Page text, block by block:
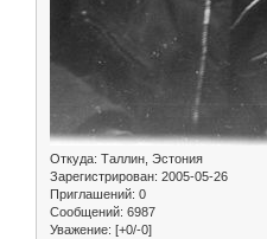
Откуда: Таллин, Эстония
Зарегистрирован: 2005-05-26
Приглашений: 0
Сообщений: 6987
Уважение: [+0/-0]